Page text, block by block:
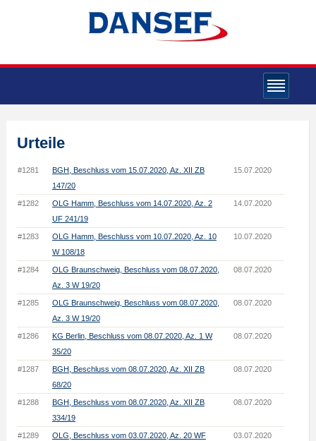
Urteile
#1281
BGH, Beschluss vom 15.07.2020, Az. XII ZB
147/20
15.07.2020
#1282
OLG Hamm, Beschluss vom 14.07.2020, Az. 2
UF 241/19
14.07.2020
#1283
OLG Hamm, Beschluss vom 10.07.2020, Az. 10
W 108/18
10.07.2020
#1284
OLG Braunschweig, Beschluss vom 08.07.2020,
Az. 3 W 19/20
08.07.2020
#1285
OLG Braunschweig, Beschluss vom 08.07.2020,
Az. 3 W 19/20
08.07.2020
#1286
KG Berlin, Beschluss vom 08.07.2020, Az. 1 W
35/20
08.07.2020
#1287
BGH, Beschluss vom 08.07.2020, Az. XII ZB
68/20
08.07.2020
#1288
BGH, Beschluss vom 08.07.2020, Az. XII ZB
334/19
08.07.2020
#1289
OLG, Beschluss vom 03.07.2020, Az. 20 WF
03.07.2020